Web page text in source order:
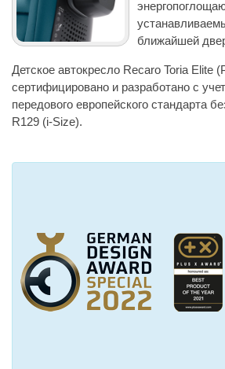
ближайшей
Детское автокресло Recaro Toria Elite
сертифицировано и разработано с
передового европейского стандарта
R129 (i-Size).